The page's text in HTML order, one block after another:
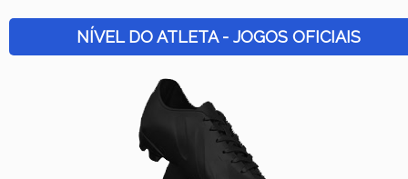
NÍVEL DO ATLETA - JOGOS OFICIAIS